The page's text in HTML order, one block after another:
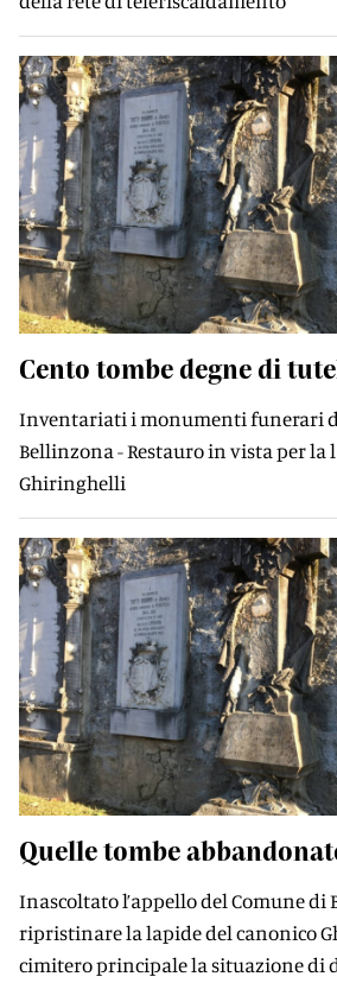
Cento tombe degne di
Inventariati i monumenti funerari
Bellinzona - Restauro in vista per la
Ghiringhelli
Quelle tombe
Inascoltato l’appello del Comune di
ripristinare la lapide del canonico
cimitero principale la situazione di